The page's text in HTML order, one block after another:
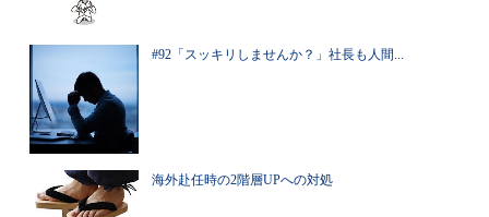
#92「スッキリしませんか？」社長も人間...
海外赴任時の2階層UPへの対処